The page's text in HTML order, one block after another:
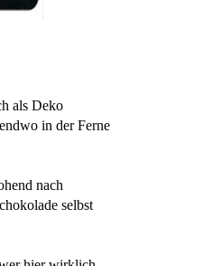
als Deko
in der Ferne
nach
selbst